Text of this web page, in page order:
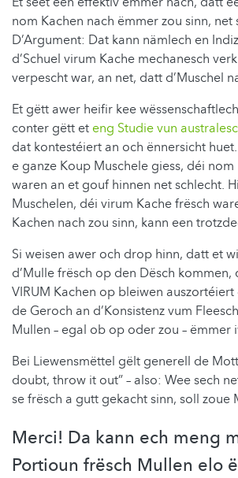
nom Kachen nach ëmmer zou sinn, net
D’Argument: Dat kann nämlech en
d’Schuel virum Kache mechanesch
verpescht war, an net, datt d’Muschel
Et gëtt awer heifir kee
conter gëtt et eng Studie vun
dat kontestéiert an och ënnersicht huet.
e ganze Koup Muschele giess, déi nom
waren an et gouf hinnen net schlecht.
Muschelen, déi virum Kache frësch
Kachen nach zou sinn, kann een
Si weisen awer och drop hinn, datt et
d’Mulle frësch op den Dësch
VIRUM Kachen op bleiwen
de Geroch an d’Konsistenz vum
Mullen – egal ob op oder zou – ëmmer
Bei Liewensmëttel gëlt generell de
doubt, throw it out” – also: Wee sech
se frësch a gutt gekacht sinn, soll zoue
Merci! Da kann ech meng
Portioun frësch Mullen elo